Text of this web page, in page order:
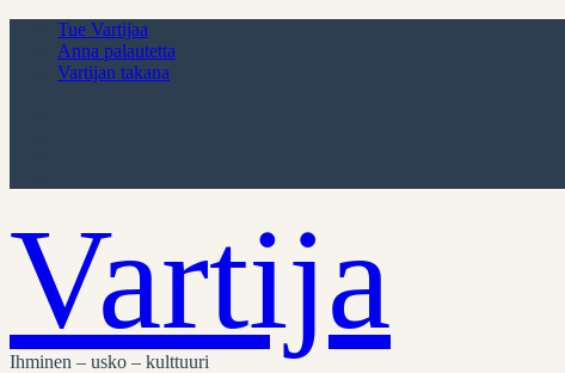
Tue Vartijaa
Anna palautetta
Vartijan takana
Vartija
Ihminen – usko – kulttuuri